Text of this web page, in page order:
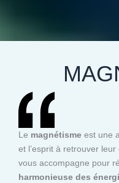
Le magnétisme est une
et l’esprit à retrouver
vous accompagne pour
harmonieuse des